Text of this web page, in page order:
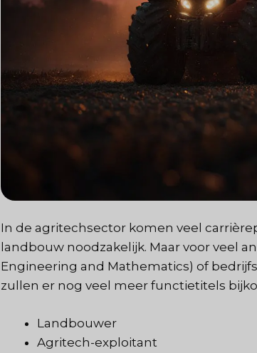
In de agritechsector komen veel
landbouw noodzakelijk. Maar voor veel
Engineering and Mathematics) of
zullen er nog veel meer functietitels
Landbouwer
Agritech-exploitant